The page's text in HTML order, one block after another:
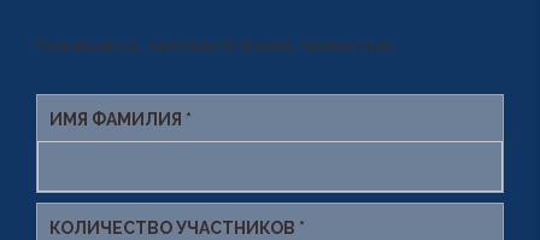
Пожалуйста, заполните форму полностью.
ИМЯ ФАМИЛИЯ *
КОЛИЧЕСТВО УЧАСТНИКОВ *